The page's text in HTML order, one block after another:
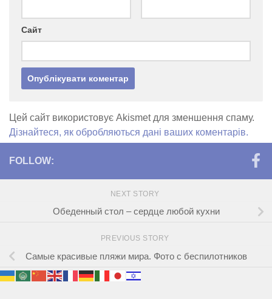
Сайт
Цей сайт використовує Akismet для зменшення спаму.
Дізнайтеся, як обробляються дані ваших коментарів.
FOLLOW:
NEXT STORY
Обеденный стол ‒ сердце любой кухни
PREVIOUS STORY
Самые красивые пляжи мира. Фото с беспилотников